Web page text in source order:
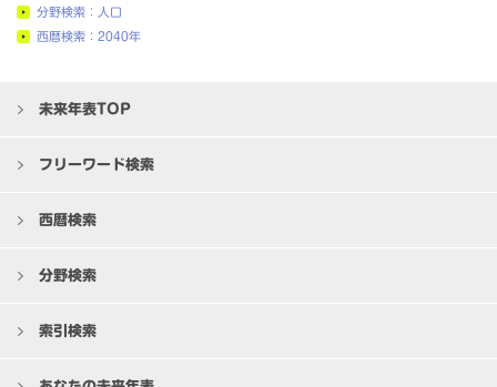
分野検索：人口
西暦検索：2040年
未来年表TOP
フリーワード検索
西暦検索
分野検索
索引検索